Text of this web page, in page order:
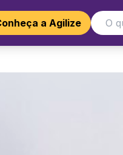
a Agilize